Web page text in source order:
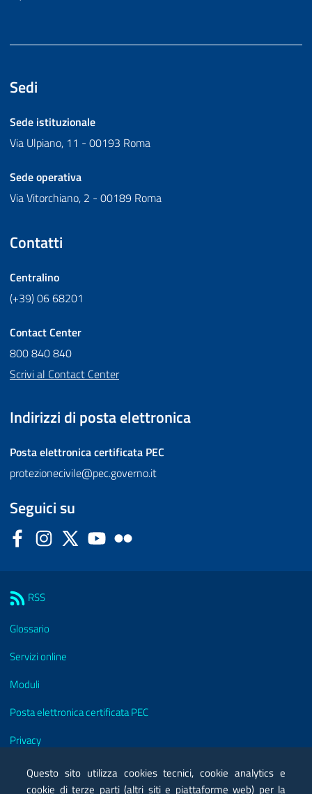
Sedi
Sede istituzionale
Via Ulpiano, 11 - 00193 Roma
Sede operativa
Via Vitorchiano, 2 - 00189 Roma
Contatti
Centralino
(+39) 06 68201
Contact Center
800 840 840
Scrivi al Contact Center
Indirizzi di posta elettronica
Posta elettronica certificata PEC
protezionecivile@pec.governo.it
Seguici su
FacebookInstagram
Twitter YouTube
RSS
Glossario
Servizi online
Moduli
Posta elettronica certificata PEC
Privacy
Note legali
Questo sito utilizza cookies tecnici, cookie analytics e
cookie di terze parti (altri siti e piattaforme web) per la